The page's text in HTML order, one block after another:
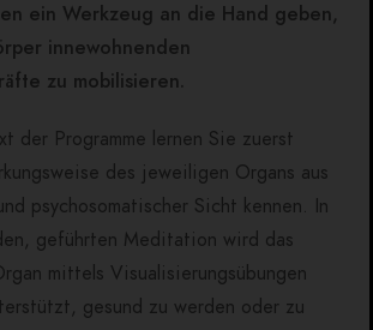
ein Werkzeug an die Hand geben,
innewohnenden
zu mobilisieren.
der Programme lernen Sie zuerst
des jeweiligen Organs aus
psychosomatischer Sicht kennen. In
geführten Meditation wird das
mittels Visualisierungsübungen
gesund zu werden oder zu